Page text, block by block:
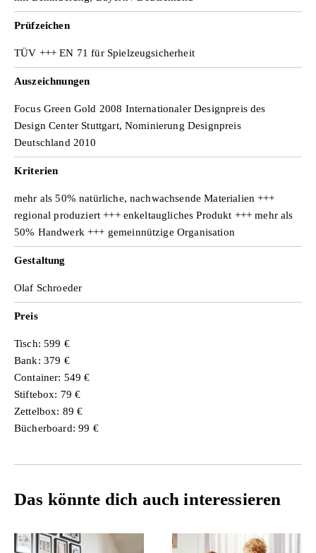
Prüfzeichen
TÜV +++ EN 71 für Spielzeugsicherheit
Auszeichnungen
Focus Green Gold 2008 Internationaler Designpreis des
Design Center Stuttgart, Nominierung Designpreis
Deutschland 2010
Kriterien
mehr als 50% natürliche, nachwachsende Materialien +++
regional produziert +++ enkeltaugliches Produkt +++ mehr als
50% Handwerk +++ gemeinnützige Organisation
Gestaltung
Olaf Schroeder
Preis
Tisch: 599 €
Bank: 379 €
Container: 549 €
Stiftebox: 79 €
Zettelbox: 89 €
Bücherboard: 99 €
Das könnte dich auch interessieren